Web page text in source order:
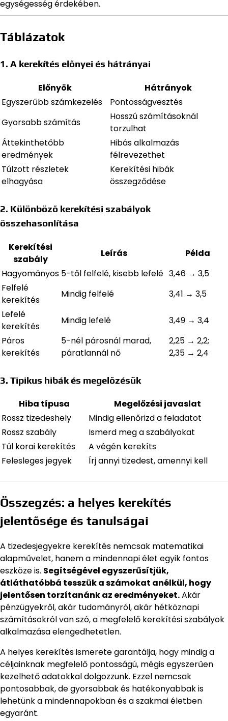
egységesség érdekében.
Táblázatok
1. A kerekítés előnyei és hátrányai
Előnyök
Hátrányok
Egyszerűbb számkezelés
Pontosságvesztés
Gyorsabb számítás
Hosszú számításoknál
torzulhat
Áttekinthetőbb
eredmények
Hibás alkalmazás
félrevezethet
Túlzott részletek
elhagyása
Kerekítési hibák
összegződése
2. Különböző kerekítési szabályok
összehasonlítása
Kerekítési
szabály
Leírás
Példa
Hagyományos 5-től felfelé, kisebb lefelé 3,46 → 3,5
Felfelé
kerekítés
Mindig felfelé
3,41 → 3,5
Lefelé
kerekítés
Mindig lefelé
3,49 → 3,4
Páros
kerekítés
5-nél párosnál marad,
páratlannál nő
2,25 → 2,2;
2,35 → 2,4
3. Tipikus hibák és megelőzésük
Hiba típusa
Megelőzési javaslat
Rossz tizedeshely
Mindig ellenőrizd a feladatot
Rossz szabály
Ismerd meg a szabályokat
Túl korai kerekítés
A végén kerekíts
Felesleges jegyek
Írj annyi tizedest, amennyi kell
Összegzés: a helyes kerekítés
jelentősége és tanulságai
A tizedesjegyekre kerekítés nemcsak matematikai
alapművelet, hanem a mindennapi élet egyik fontos
eszköze is. Segítségével egyszerűsítjük,
átláthatóbbá tesszük a számokat anélkül, hogy
jelentősen torzítanánk az eredményeket.Akár
pénzügyekről, akár tudományról, akár hétköznapi
számításokról van szó, a megfelelő kerekítési szabályok
alkalmazása elengedhetetlen.
A helyes kerekítés ismerete garantálja, hogy mindig a
céljainknak megfelelő pontosságú, mégis egyszerűen
kezelhető adatokkal dolgozzunk. Ezzel nemcsak
pontosabbak, de gyorsabbak és hatékonyabbak is
lehetünk a mindennapokban és a szakmai életben
egyaránt.